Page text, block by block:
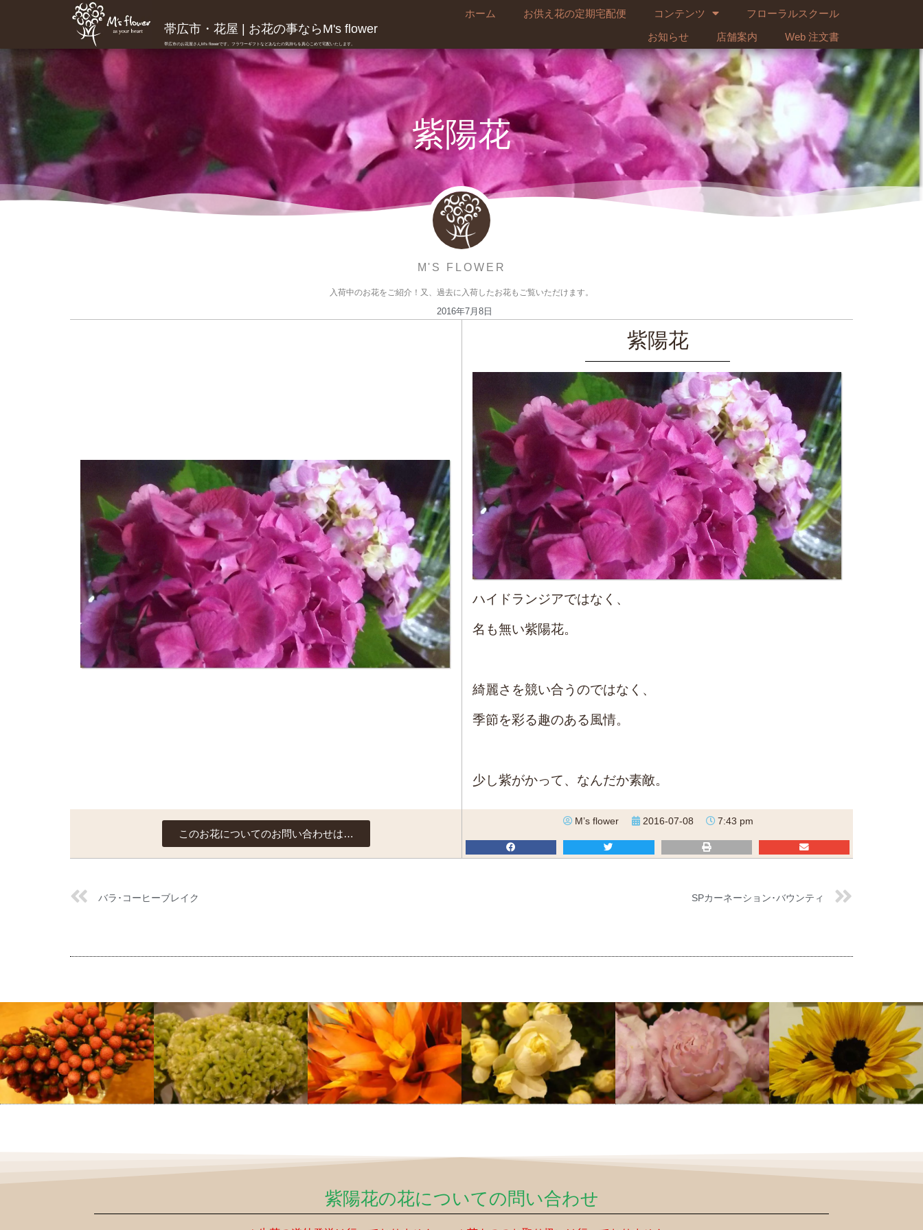
帯広市・花屋 | お花の事ならM's flower
帯広市のお花屋さんM's flowerです。フラワーギフトなどあなたの気持ちを真心こめて宅配いたします。
ホーム お供え花の定期宅配便 コンテンツ
フローラルスクール
お知らせ
店舗案内 Web 注文書
紫陽花
M'S FLOWER
入荷中のお花をご紹介！又、過去に入荷したお花もご覧いただけます。
2016年7月8日
紫陽花
ハイドランジアではなく、
名も無い紫陽花。
綺麗さを競い合うのではなく、
季節を彩る趣のある風情。
少し紫がかって、なんだか素敵。
このお花についてのお問い合わせは…
M’s flower 2016-07-08 7:43 pm
バラ･コーヒーブレイク SPカーネーション･バウンティ
紫陽花の花についての問い合わせ